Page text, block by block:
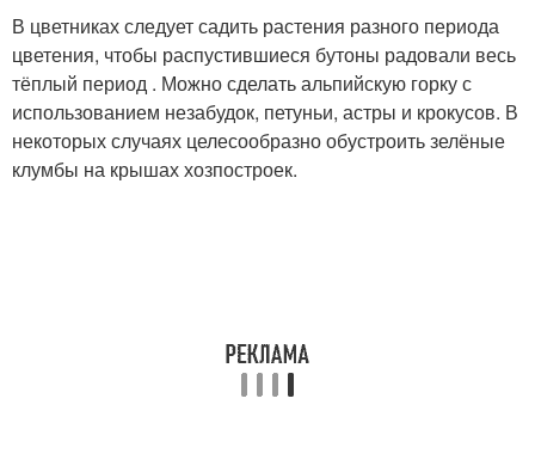
В цветниках следует садить растения разного периода
цветения, чтобы распустившиеся бутоны радовали весь
тёплый период . Можно сделать альпийскую горку с
использованием незабудок, петуньи, астры и крокусов. В
некоторых случаях целесообразно обустроить зелёные
клумбы на крышах хозпостроек.